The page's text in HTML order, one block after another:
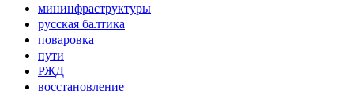
мининфраструктуры
русская балтика
поваровка
пути
РЖД
восстановление